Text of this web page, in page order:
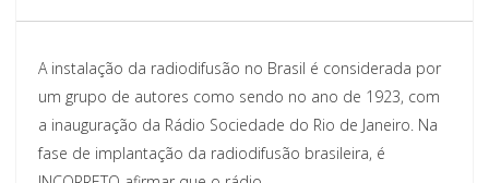
A instalação da radiodifusão no Brasil é considerada por
um grupo de autores como sendo no ano de 1923, com
a inauguração da Rádio Sociedade do Rio de Janeiro. Na
fase de implantação da radiodifusão brasileira, é